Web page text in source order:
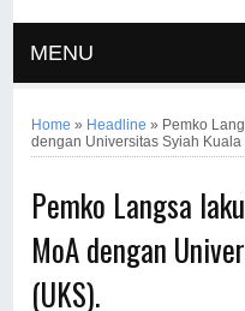
MENU
Home » Headline » Pemko
dengan Universitas Syiah Kuala
Pemko Langsa
MoA dengan
(UKS).